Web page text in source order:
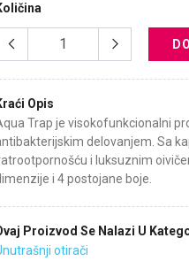
Opis
Trap je visokofunkcionalni
delovanjem. Sa
i luksuznim
i 4 postojane boje.
Proizvod Se Nalazi U
otirači